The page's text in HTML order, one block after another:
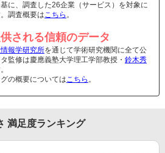
に、調査した26企業（サービス）を対象に
調査概要はこちら 。
される信頼のデータ
情報学研究所を通じて学術研究機関に全て公
監修は慶應義塾大学理工学部教授・ 鈴木秀
の概要についてはこちら 。
満足度ランキング